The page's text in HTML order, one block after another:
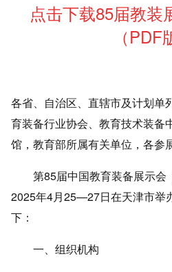
点击下载85届教装
（PDF
各省、自治区、直辖市及计划单
育装备行业协会、教育技术装备
馆，教育部所属有关单位，各参
第85届中国教育装备展示会
2025年4月25—27日在天津市举
下：
一、组织机构